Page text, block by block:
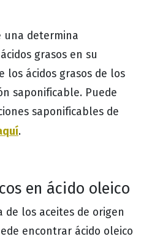
función de la variedad
72
65
una determina
grasos en su
los ácidos grasos de los
saponificable. Puede
saponificables de
.
en ácido oleico
de los aceites de origen
encontrar ácido oleico